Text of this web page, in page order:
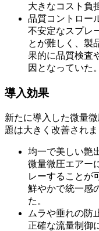
大きなコスト負
品質コントロー
不安定なスプレ
とが難しく、製
果的に品質検査
因となっていた。
導入効果
新たに導入した微量
題は大きく改善されま
均一で美しい艶
微量微圧エアー
レーすることが
鮮やかで統一感
た。
ムラや垂れの防
正確な流量制御